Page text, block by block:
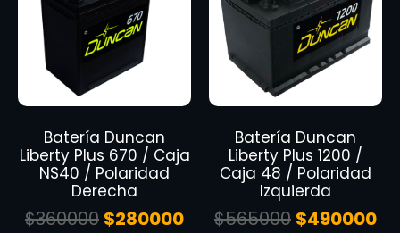
Batería Duncan
Liberty Plus 670 / Caja
NS40 / Polaridad
Derecha
$360000 $280000
Batería Duncan
Liberty Plus 1200 /
Caja 48 / Polaridad
Izquierda
$565000 $490000